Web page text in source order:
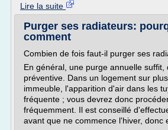
Lire la suite
Purger ses radiateurs:
comment
Combien de fois faut-il purger ses
En général, une purge annuelle suffit,
préventive. Dans un logement sur
immeuble, l'apparition d'air dans les
fréquente ; vous devrez donc
fréquemment. Il est conseillé
avant que ne commence l'hiver, donc